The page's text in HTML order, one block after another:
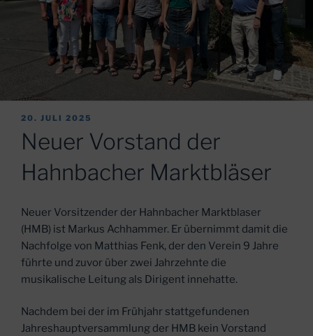
VERÖFFENTLICHT
20. JULI 2025
Neuer Vorstand der
Hahnbacher Marktbläser
Neuer Vorsitzender der Hahnbacher Marktblaser
(HMB) ist Markus Achhammer. Er übernimmt damit die
Nachfolge von Matthias Fenk, der den Verein 9 Jahre
führte und zuvor über zwei Jahrzehnte die
musikalische Leitung als Dirigent innehatte.
Nachdem bei der im Frühjahr stattgefundenen
Jahreshauptversammlung der HMB kein Vorstand